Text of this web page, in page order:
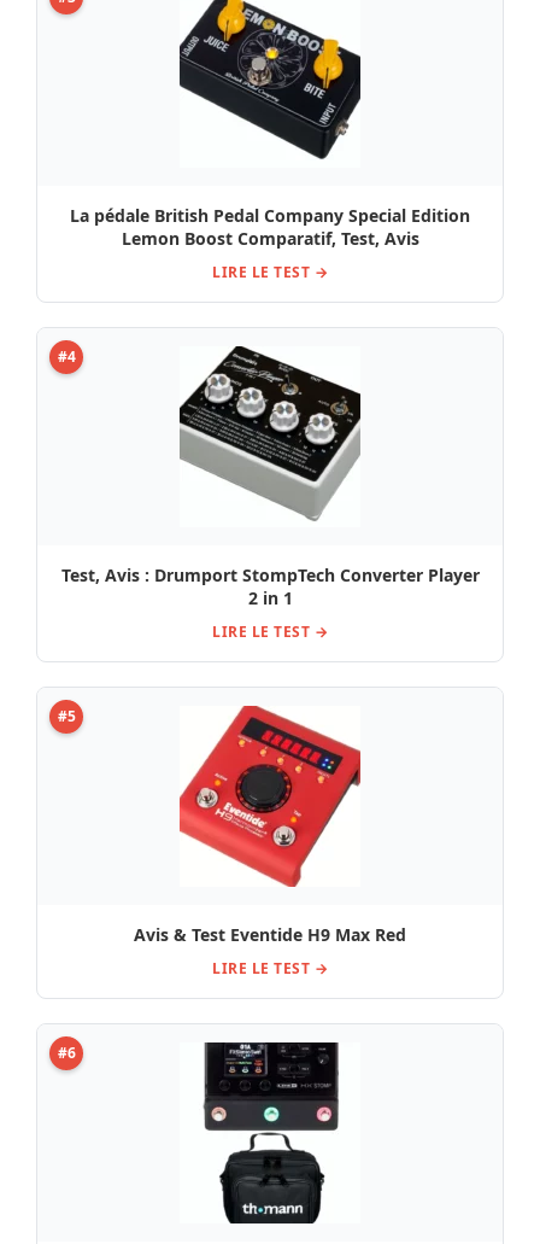
La pédale British Pedal Company Special Edition
Lemon Boost Comparatif, Test, Avis
LIRE LE TEST →
#4
Test, Avis : Drumport StompTech Converter Player
2 in 1
LIRE LE TEST →
#5
Avis & Test Eventide H9 Max Red
LIRE LE TEST →
#6